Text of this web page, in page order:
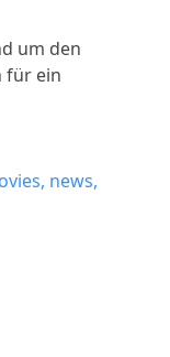
um den
für ein